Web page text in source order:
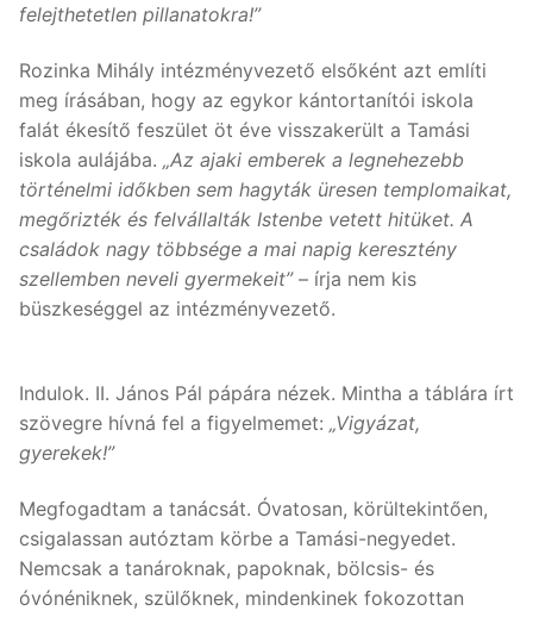
felejthetetlen pillanatokra!”
Rozinka Mihály intézményvezető elsőként azt említi
meg írásában, hogy az egykor kántortanítói iskola
falát ékesítő feszület öt éve visszakerült a Tamási
iskola aulájába. „Az ajaki emberek a legnehezebb
történelmi időkben sem hagyták üresen templomaikat,
megőrizték és felvállalták Istenbe vetett hitüket. A
családok nagy többsége a mai napig keresztény
szellemben neveli gyermekeit”– írja nem kis
büszkeséggel az intézményvezető.
Indulok. II. János Pál pápára nézek. Mintha a táblára írt
szövegre hívná fel a figyelmemet: „Vigyázat,
gyerekek!”
Megfogadtam a tanácsát. Óvatosan, körültekintően,
csigalassan autóztam körbe a Tamási-negyedet.
Nemcsak a tanároknak, papoknak, bölcsis- és
óvónéniknek, szülőknek, mindenkinek fokozottan